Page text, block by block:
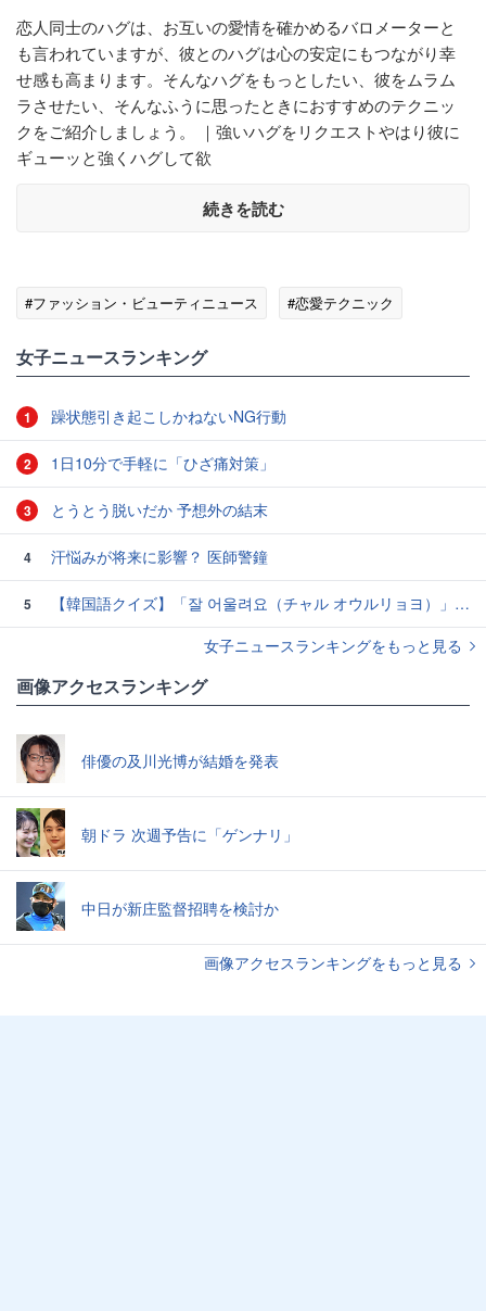
恋人同士のハグは、お互いの愛情を確かめるバロメーターと
も言われていますが、彼とのハグは心の安定にもつながり幸
せ感も高まります。そんなハグをもっとしたい、彼をムラム
ラさせたい、そんなふうに思ったときにおすすめのテクニッ
クをご紹介しましょう。 ｜強いハグをリクエストやはり彼に
ギューッと強くハグして欲
続きを読む
#ファッション・ビューティニュース #恋愛テクニック
女子ニュースランキング
1 躁状態引き起こしかねないNG行動
2 1日10分で手軽に「ひざ痛対策」
3 とうとう脱いだか 予想外の結末
4 汗悩みが将来に影響？ 医師警鐘
5
【韓国語クイズ】「잘 어울려요（チャル オウルリョヨ）」の意味は？褒め言葉です♡
女子ニュースランキングをもっと見る
画像アクセスランキング
俳優の及川光博が結婚を発表
朝ドラ 次週予告に「ゲンナリ」
中日が新庄監督招聘を検討か
画像アクセスランキングをもっと見る